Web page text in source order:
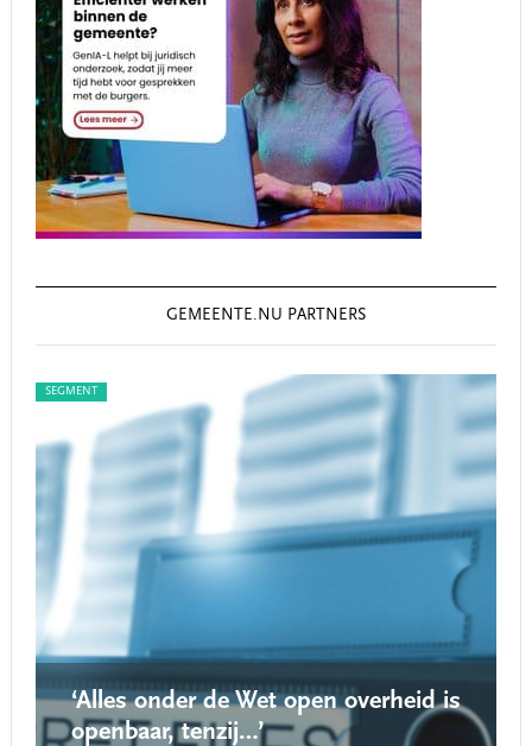
GEMEENTE.NU PARTNERS
SEGMENT
‘Alles onder de Wet open overheid is
openbaar, tenzij…’